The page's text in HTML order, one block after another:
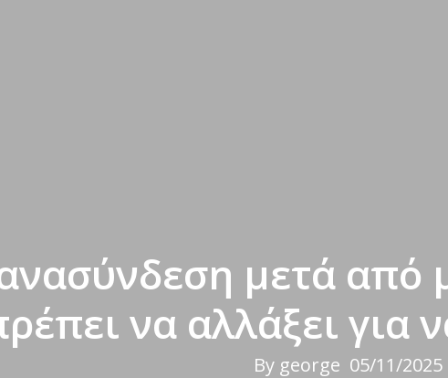
μετά από
να αλλάξει για
By george 05/11/2025